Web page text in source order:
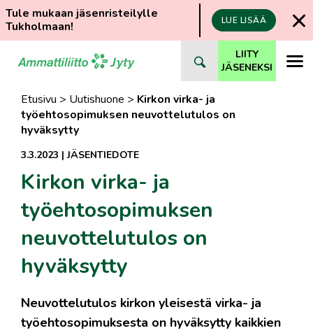
Tule mukaan jäsenristeilylle
Tukholmaan!
LUE LISÄÄ
suoraan
LIITY
JÄSENEKSI
Etusivu > Uutishuone > Kirkon virka- ja
työehtosopimuksen neuvottelutulos on
hyväksytty
3.3.2023 |JÄSENTIEDOTE
Kirkon virka- ja
työehtosopimuksen
neuvottelutulos on
hyväksytty
Neuvottelutulos kirkon yleisestä virka- ja
työehtosopimuksesta on hyväksytty kaikkien